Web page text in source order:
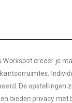
Workspot creëer je
De opstellingen
bieden privacy met